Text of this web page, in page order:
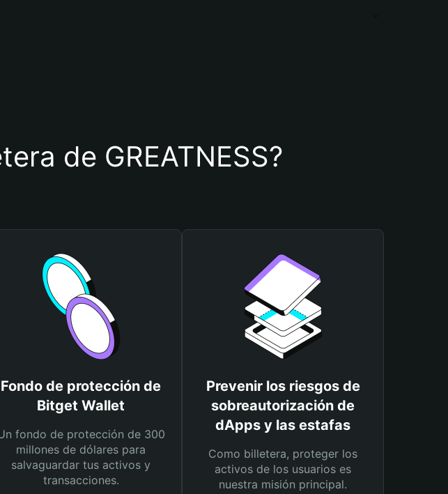
de GREATNESS?
Fondo de protección de
Bitget Wallet
fondo de protección de 300
millones de dólares para
salvaguardar tus activos y
transacciones.
Prevenir los riesgos de
sobreautorización de
dApps y las estafas
Como billetera, proteger los
activos de los usuarios es
nuestra misión principal.